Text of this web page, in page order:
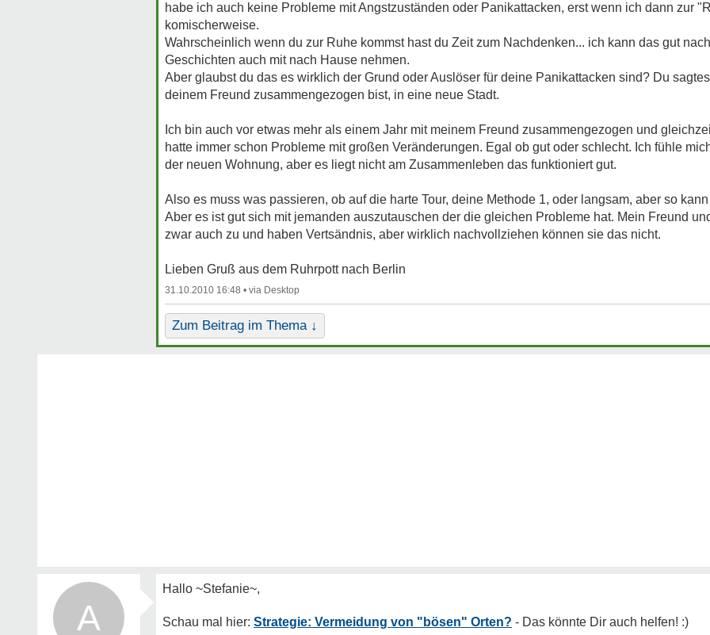
habe ich auch keine Probleme mit Angstzuständen oder Panikattacken, erst wenn ich dann zur
komischerweise.
Wahrscheinlich wenn du zur Ruhe kommst hast du Zeit zum Nachdenken... ich kann das gut
Geschichten auch mit nach Hause nehmen.
Aber glaubst du das es wirklich der Grund oder Auslöser für deine Panikattacken sind? Du
deinem Freund zusammengezogen bist, in eine neue Stadt.
Ich bin auch vor etwas mehr als einem Jahr mit meinem Freund zusammengezogen und
hatte immer schon Probleme mit großen Veränderungen. Egal ob gut oder schlecht. Ich fühle
der neuen Wohnung, aber es liegt nicht am Zusammenleben das funktioniert gut.
Also es muss was passieren, ob auf die harte Tour, deine Methode 1, oder langsam, aber so
Aber es ist gut sich mit jemanden auszutauschen der die gleichen Probleme hat. Mein Freund
zwar auch zu und haben Vertsändnis, aber wirklich nachvollziehen können sie das nicht.
Lieben Gruß aus dem Ruhrpott nach Berlin
31.10.2010 16:48 •
Zum Beitrag im Thema ↓
A Strategie: Vermeidung von "bösen" Orten?